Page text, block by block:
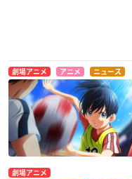
劇場アニメ アニメ ニュース
劇場アニメ